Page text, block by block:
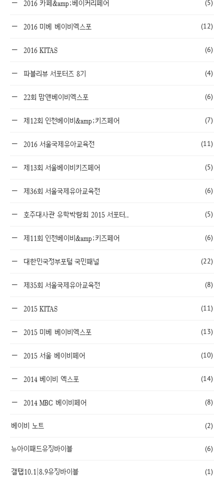
2016 카페&amp;베이커리페어 (5)
2016 미베 베이비엑스포 (12)
2016 KITAS (6)
파블리뷰 서포터즈 8기 (4)
22회 맘앤베이비엑스포 (6)
제12회 인천베이비&amp;키즈페어 (7)
2016 서울국제유아교육전 (11)
제13회 서울베이비키즈페어 (5)
제36회 서울국제유아교육전 (6)
호주대사관 유학박람회 2015 서포터.. (5)
제11회 인천베이비&amp;키즈페어 (6)
대한민국정부포털 국민패널 (22)
제35회 서울국제유아교육전 (8)
2015 KITAS (11)
2015 미베 베이비엑스포 (13)
2015 서울 베이비페어 (10)
2014 베이비 엑스포 (14)
2014 MBC 베이비페어 (8)
베이비 노트 (2)
뉴아이패드유징바이블 (6)
갤탭10.1|8.9유징바이블 (1)